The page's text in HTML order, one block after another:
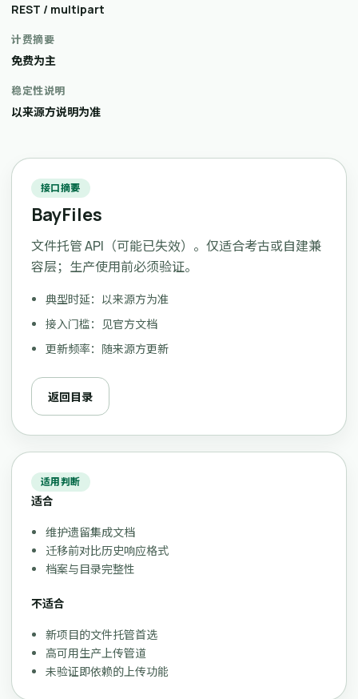
REST / multipart
计费摘要
免费为主
稳定性说明
以来源方说明为准
接口摘要
BayFiles
文件托管 API（可能已失效）。仅适合考古或自建兼
容层；生产使用前必须验证。
典型时延：以来源方为准
接入门槛：见官方文档
更新频率：随来源方更新
返回目录
适用判断
适合
维护遗留集成文档
迁移前对比历史响应格式
档案与目录完整性
不适合
新项目的文件托管首选
高可用生产上传管道
未验证即依赖的上传功能